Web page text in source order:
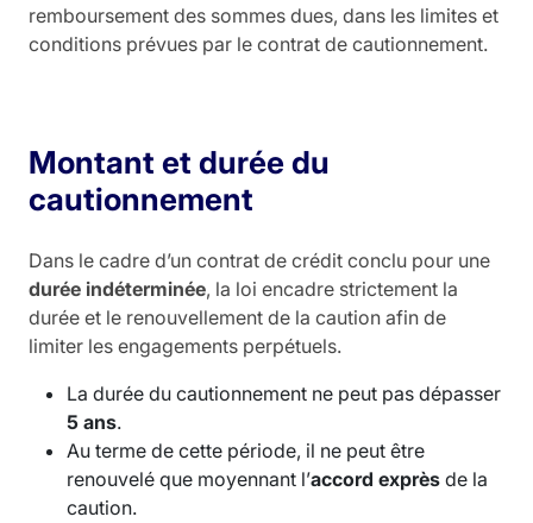
remboursement des sommes dues, dans les limites et
conditions prévues par le contrat de cautionnement.
Montant et durée du
cautionnement
Dans le cadre d’un contrat de crédit conclu pour une
durée indéterminée, la loi encadre strictement la
durée et le renouvellement de la caution afin de
limiter les engagements perpétuels.
La durée du cautionnement ne peut pas dépasser
5 ans.
Au terme de cette période, il ne peut être
renouvelé que moyennant l’accord exprès de la
caution.